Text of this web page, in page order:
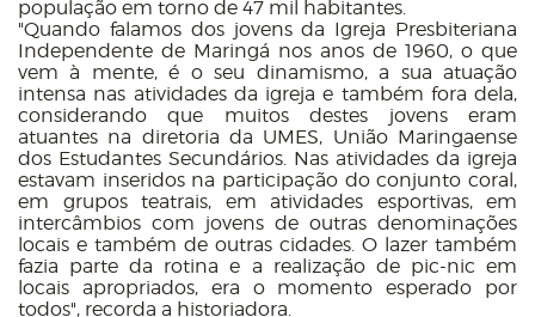
população em torno de 47 mil habitantes.
"Quando falamos dos jovens da Igreja Presbiteriana
Independente de Maringá nos anos de 1960, o que
vem à mente, é o seu dinamismo, a sua atuação
intensa nas atividades da igreja e também fora dela,
considerando que muitos destes jovens eram
atuantes na diretoria da UMES, União Maringaense
dos Estudantes Secundários. Nas atividades da igreja
estavam inseridos na participação do conjunto coral,
em grupos teatrais, em atividades esportivas, em
intercâmbios com jovens de outras denominações
locais e também de outras cidades. O lazer também
fazia parte da rotina e a realização de pic-nic em
locais apropriados, era o momento esperado por
todos", recorda a historiadora.